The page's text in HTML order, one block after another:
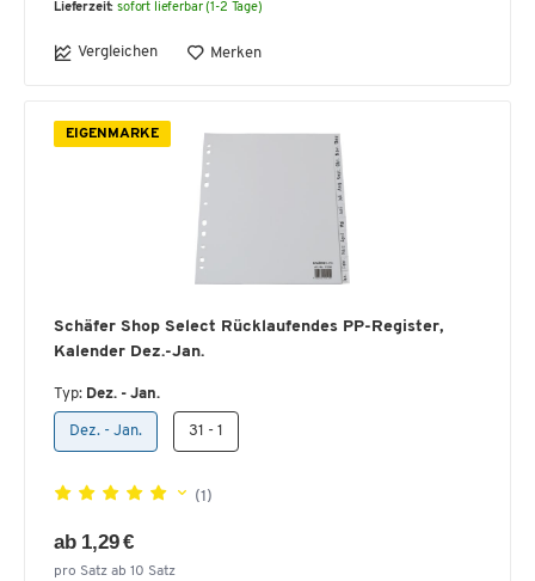
Lieferzeit: sofort lieferbar (1-2 Tage)
Vergleichen Merken
EIGENMARKE
Schäfer Shop Select Rücklaufendes PP-Register,
Kalender Dez.-Jan.
Typ: Dez. - Jan.
Dez. - Jan. 31 - 1
(1)
ab 1,29 €
pro Satz ab 10 Satz